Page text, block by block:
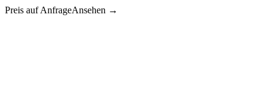
Preis auf AnfrageAnsehen →